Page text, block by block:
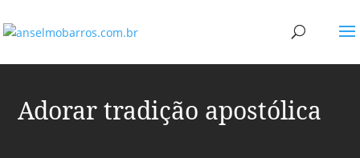
Adorar tradição apostólica